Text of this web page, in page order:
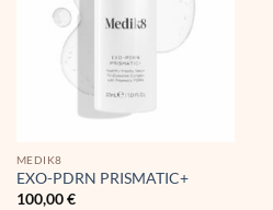
MEDIK8
EXO-PDRN PRISMATIC+
100,00€